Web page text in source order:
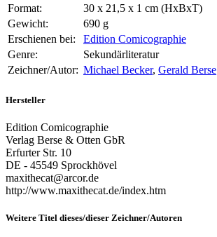
Format:
30 x 21,5 x 1 cm (HxBxT)
Gewicht:
690 g
Erschienen bei:
Edition Comicographie
Genre:
Sekundärliteratur
Zeichner/Autor: Michael Becker, Gerald Berse
Hersteller
Edition Comicographie
Verlag Berse & Otten GbR
Erfurter Str. 10
DE - 45549 Sprockhövel
maxithecat@arcor.de
http://www.maxithecat.de/index.htm
Weitere Titel dieses/dieser Zeichner/Autoren